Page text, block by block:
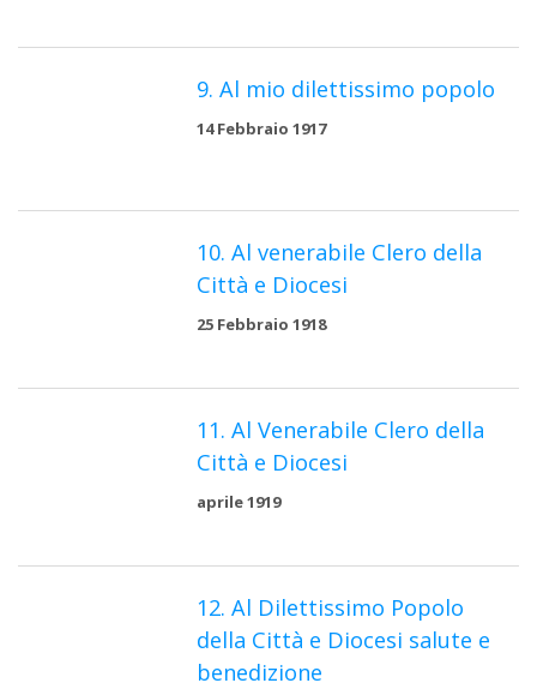
9. Al mio dilettissimo popolo
14 Febbraio 1917
10. Al venerabile Clero della
Città e Diocesi
25 Febbraio 1918
11. Al Venerabile Clero della
Città e Diocesi
aprile 1919
12. Al Dilettissimo Popolo
della Città e Diocesi salute e
benedizione